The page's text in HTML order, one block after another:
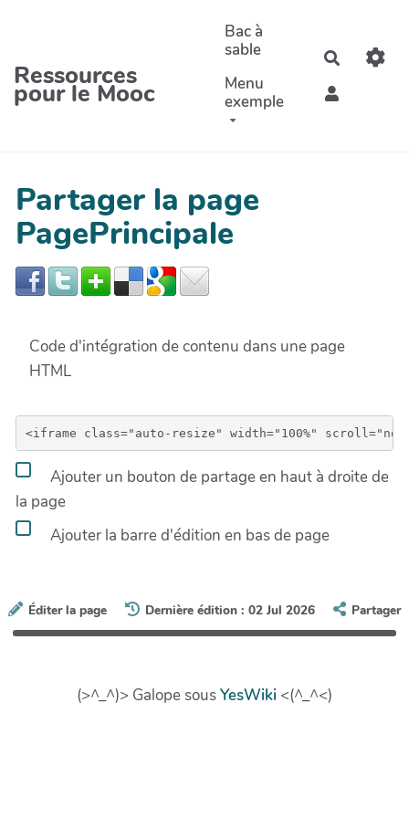
Ressources
pour le Mooc
Bac à
sable
Menu
exemple
Partager la page
PagePrincipale
Code d'intégration de contenu dans une page
HTML
Ajouter un bouton de partage en haut à droite de
la page
Ajouter la barre d'édition en bas de page
Éditer la page Dernière édition : 02 Jul 2026 Partager
(>^_^)> Galope sousYesWiki <(^_^<)